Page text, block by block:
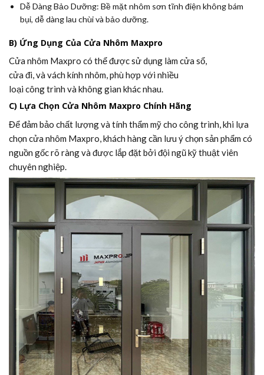
Dễ Dàng Bảo Dưỡng: Bề mặt nhôm sơn tĩnh điện không bám
bụi, dễ dàng lau chùi và bảo dưỡng.
B) Ứng Dụng Của Cửa Nhôm Maxpro
Cửa nhôm Maxpro có thể được sử dụng làm cửa sổ,
cửa đi, và vách kính nhôm, phù hợp với nhiều
loại công trình và không gian khác nhau.
C) Lựa Chọn Cửa Nhôm Maxpro Chính Hãng
Để đảm bảo chất lượng và tính thẩm mỹ cho công trình, khi lựa
chọn cửa nhôm Maxpro, khách hàng cần lưu ý chọn sản phẩm có
nguồn gốc rõ ràng và được lắp đặt bởi đội ngũ kỹ thuật viên
chuyên nghiệp.